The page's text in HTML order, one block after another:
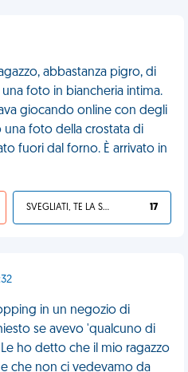
abbastanza pigro, di
foto in biancheria intima.
giocando online con degli
una foto della crostata di
fuori dal forno. È arrivato in
SVEGLIATI, TE LA SEI CERCATA! 17
in un negozio di
se avevo 'qualcuno di
ho detto che il mio ragazzo
che non ci vedevamo da